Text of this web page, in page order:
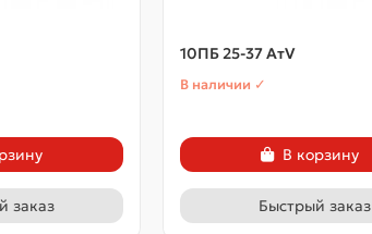
заказ
10ПБ 25-37 АтV
В наличии ✓
В корзину
Быстрый заказ